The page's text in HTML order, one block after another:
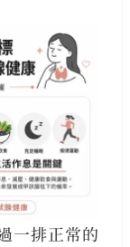
一排正常的